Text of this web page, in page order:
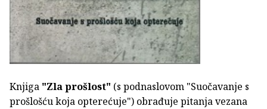
Knjiga "Zla prošlost" (s podnaslovom "Suočavanje s
prošlošću koja opterećuje") obrađuje pitanja vezana